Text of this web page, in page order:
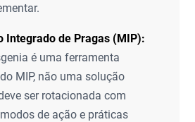
Integrado de Pragas (MIP):
é uma ferramenta
MIP, não uma solução
ser rotacionada com
de ação e práticas